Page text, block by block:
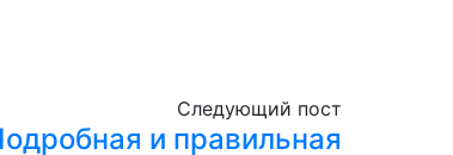
Следующий пост
и правильная